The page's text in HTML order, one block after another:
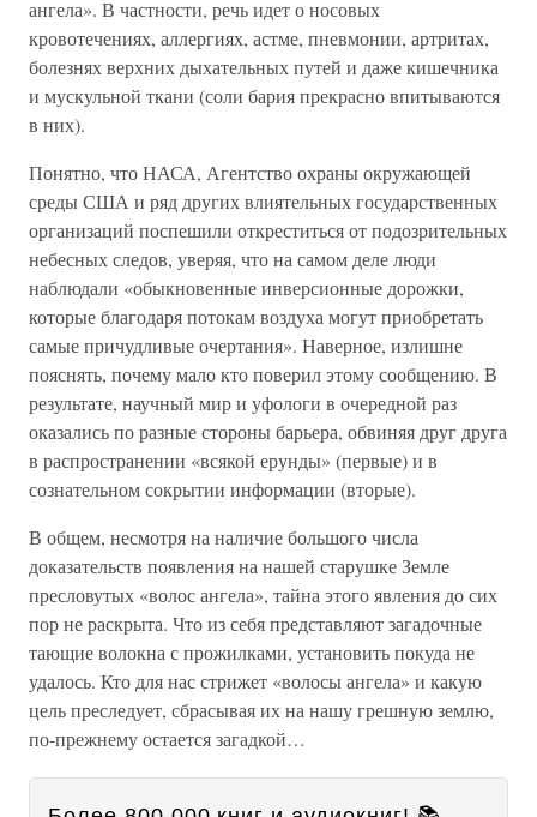
ангела». В частности, речь идет о носовых
кровотечениях, аллергиях, астме, пневмонии, артритах,
болезнях верхних дыхательных путей и даже кишечника
и мускульной ткани (соли бария прекрасно впитываются
в них).
Понятно, что НАСА, Агентство охраны окружающей
среды США и ряд других влиятельных государственных
организаций поспешили откреститься от подозрительных
небесных следов, уверяя, что на самом деле люди
наблюдали «обыкновенные инверсионные дорожки,
которые благодаря потокам воздуха могут приобретать
самые причудливые очертания». Наверное, излишне
пояснять, почему мало кто поверил этому сообщению. В
результате, научный мир и уфологи в очередной раз
оказались по разные стороны барьера, обвиняя друг друга
в распространении «всякой ерунды» (первые) и в
сознательном сокрытии информации (вторые).
В общем, несмотря на наличие большого числа
доказательств появления на нашей старушке Земле
пресловутых «волос ангела», тайна этого явления до сих
пор не раскрыта. Что из себя представляют загадочные
тающие волокна с прожилками, установить покуда не
удалось. Кто для нас стрижет «волосы ангела» и какую
цель преследует, сбрасывая их на нашу грешную землю,
по-прежнему остается загадкой…